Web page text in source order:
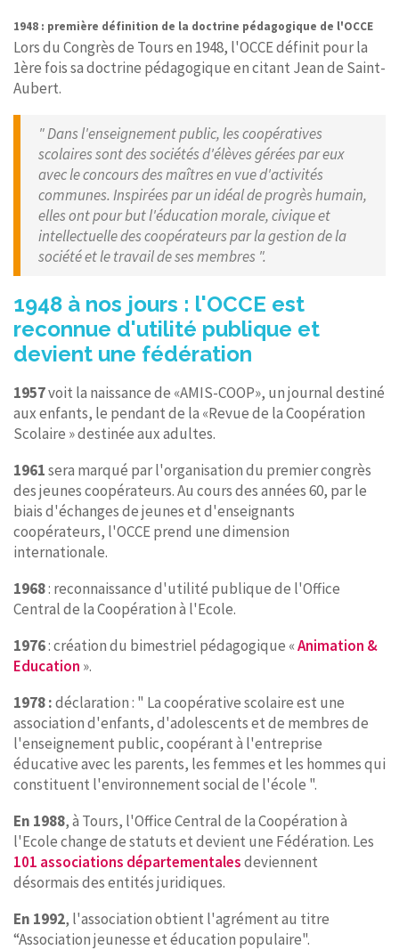
1948 : première définition de la doctrine pédagogique de l'OCCE
Lors du Congrès de Tours en 1948, l'OCCE définit pour la
1ère fois sa doctrine pédagogique en citant Jean de Saint-
Aubert.
" Dans l'enseignement public, les coopératives
scolaires sont des sociétés d'élèves gérées par eux
avec le concours des maîtres en vue d'activités
communes. Inspirées par un idéal de progrès humain,
elles ont pour but l'éducation morale, civique et
intellectuelle des coopérateurs par la gestion de la
société et le travail de ses membres ".
1948 à nos jours : l'OCCE est
reconnue d'utilité publique et
devient une fédération
1957voit la naissance de «AMIS-COOP», un journal destiné
aux enfants, le pendant de la «Revue de la Coopération
Scolaire » destinée aux adultes.
1961sera marqué par l'organisation du premier congrès
des jeunes coopérateurs. Au cours des années 60, par le
biais d'échanges de jeunes et d'enseignants
coopérateurs, l'OCCE prend une dimension
internationale.
1968: reconnaissance d'utilité publique de l'Office
Central de la Coopération à l'Ecole.
1976: création du bimestriel pédagogique «Animation &
Education ».
1978 :déclaration : " La coopérative scolaire est une
association d'enfants, d'adolescents et de membres de
l'enseignement public, coopérant à l'entreprise
éducative avec les parents, les femmes et les hommes qui
constituent l'environnement social de l'école ".
En 1988, à Tours, l'Office Central de la Coopération à
l'Ecole change de statuts et devient une Fédération. Les
101 associations départementalesdeviennent
désormais des entités juridiques.
En 1992, l'association obtient l'agrément au titre
“Association jeunesse et éducation populaire".